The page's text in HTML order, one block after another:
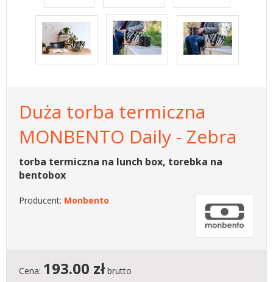
Duża torba termiczna
MONBENTO Daily - Zebra
torba termiczna na lunch box, torebka na
bentobox
Producent: Monbento
Cena: 193.00 złbrutto